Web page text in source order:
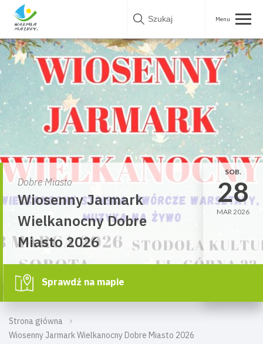
Skip
Strona główna
Wiosenny Jarmark Wielkanocny Dobre Miasto 2026
Dobre Miasto
Wiosenny Jarmark
Wielkanocny Dobre
Miasto 2026
SOB.
28
MAR 2026
Sprawdź na mapie